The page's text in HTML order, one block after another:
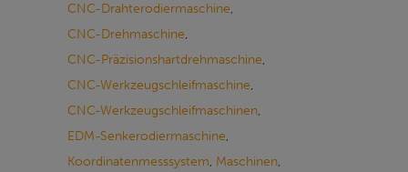
CNC-Drahterodiermaschine,
CNC-Drehmaschine,
CNC-Präzisionshartdrehmaschine,
CNC-Werkzeugschleifmaschine,
CNC-Werkzeugschleifmaschinen,
EDM-Senkerodiermaschine,
Koordinatenmesssystem, Maschinen,